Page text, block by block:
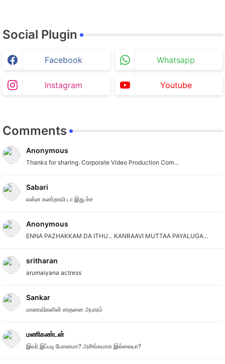
Social Plugin
Facebook Whatsapp
Instagram Youtube
Comments
Anonymous
Thanks for sharing. Corporate Video Production Com...
Sabari
என்ன கண்றாவி டா இது ச்ச
Anonymous
ENNA PAZHAKKAM DA ITHU... KANRAAVI MUTTAA PAYALUGA...
sritharan
arumaiyana actress
Sankar
மாணவிகளின் சாதனை அபாரம்
மணிகண்டன்
இவர் இப்படி பேசலாமா? அசிங்கமாக இல்லையா?